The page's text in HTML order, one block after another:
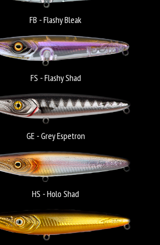
FB - Flashy Bleak
FS - Flashy Shad
GE - Grey Espetron
HS - Holo Shad